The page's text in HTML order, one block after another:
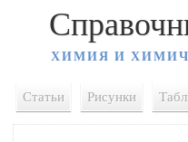
ХИМИЯ И
Статьи Рисунки